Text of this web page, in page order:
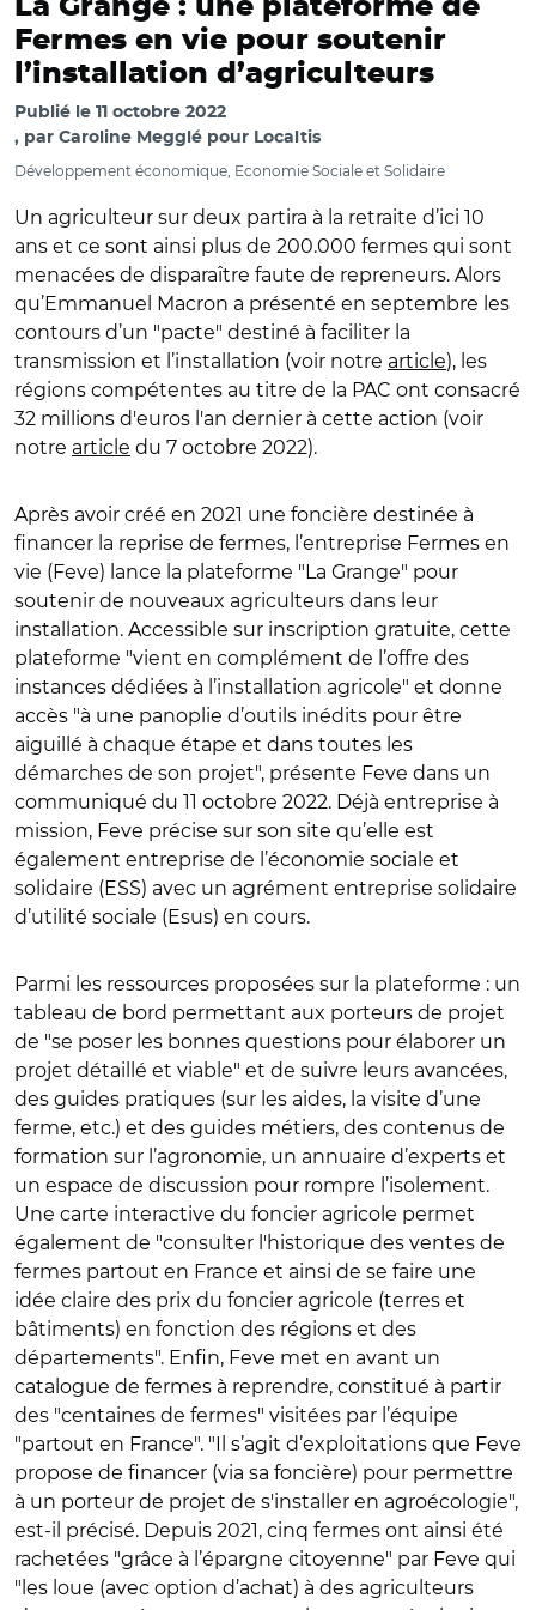
La Grange : une plateforme de
Fermes en vie pour soutenir
l’installation d’agriculteurs
Publié le 11 octobre 2022
par Caroline Megglé pour Localtis
Développement économique, Economie Sociale et Solidaire
Un agriculteur sur deux partira à la retraite d’ici 10
ans et ce sont ainsi plus de 200.000 fermes qui sont
menacées de disparaître faute de repreneurs. Alors
qu’Emmanuel Macron a présenté en septembre les
contours d’un "pacte" destiné à faciliter la
transmission et l’installation (voir notre article), les
régions compétentes au titre de la PAC ont consacré
32 millions d'euros l'an dernier à cette action (voir
notre article du 7 octobre 2022).
Après avoir créé en 2021 une foncière destinée à
financer la reprise de fermes, l’entreprise Fermes en
vie (Feve) lance la plateforme "La Grange" pour
soutenir de nouveaux agriculteurs dans leur
installation. Accessible sur inscription gratuite, cette
plateforme "vient en complément de l’offre des
instances dédiées à l’installation agricole" et donne
accès "à une panoplie d’outils inédits pour être
aiguillé à chaque étape et dans toutes les
démarches de son projet", présente Feve dans un
communiqué du 11 octobre 2022. Déjà entreprise à
mission, Feve précise sur son site qu’elle est
également entreprise de l’économie sociale et
solidaire (ESS) avec un agrément entreprise solidaire
d’utilité sociale (Esus) en cours.
Parmi les ressources proposées sur la plateforme : un
tableau de bord permettant aux porteurs de projet
de "se poser les bonnes questions pour élaborer un
projet détaillé et viable" et de suivre leurs avancées,
des guides pratiques (sur les aides, la visite d’une
ferme, etc.) et des guides métiers, des contenus de
formation sur l’agronomie, un annuaire d’experts et
un espace de discussion pour rompre l’isolement.
Une carte interactive du foncier agricole permet
également de "consulter l'historique des ventes de
fermes partout en France et ainsi de se faire une
idée claire des prix du foncier agricole (terres et
bâtiments) en fonction des régions et des
départements". Enfin, Feve met en avant un
catalogue de fermes à reprendre, constitué à partir
des "centaines de fermes" visitées par l’équipe
"partout en France". "Il s’agit d’exploitations que Feve
propose de financer (via sa foncière) pour permettre
à un porteur de projet de s'installer en agroécologie",
est-il précisé. Depuis 2021, cinq fermes ont ainsi été
rachetées "grâce à l’épargne citoyenne" par Feve qui
" les loue (avec option d’achat) à des agriculteurs